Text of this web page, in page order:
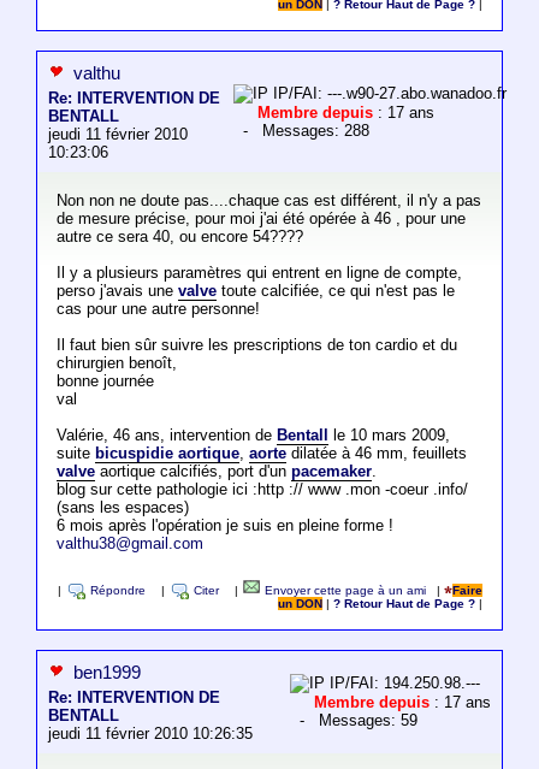
un DON |? Retour Haut de Page ?
valthu
Re: INTERVENTION DE
BENTALL
jeudi 11 février 2010
10:23:06
IP/FAI: ---.w90-27.abo.wanadoo.fr
Membre depuis : 17 ans
- Messages: 288
Non non ne doute pas....chaque cas est différent, il n'y a pas
de mesure précise, pour moi j'ai été opérée à 46 , pour une
autre ce sera 40, ou encore 54????
Il y a plusieurs paramètres qui entrent en ligne de compte,
perso j'avais une valvetoute calcifiée, ce qui n'est pas le
cas pour une autre personne!
Il faut bien sûr suivre les prescriptions de ton cardio et du
chirurgien benoît,
bonne journée
val
Valérie, 46 ans, intervention de Bentall
le 10 mars 2009,
suite bicuspidie aortique, aortedilatée à 46 mm, feuillets
valveaortique calcifiés, port d'un pacemaker.
blog sur cette pathologie ici :http :// www .mon -coeur .info/
(sans les espaces)
6 mois après l'opération je suis en pleine forme !
valthu38@gmail.com
Répondre Citer Envoyer cette page à un ami |
Faire
un DON
|? Retour Haut de Page ?
ben1999
Re: INTERVENTION DE
BENTALL
jeudi 11 février 2010 10:26:35
IP/FAI: 194.250.98.---
Membre depuis : 17 ans
- Messages: 59